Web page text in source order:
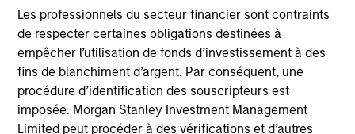
Les professionnels du secteur financier sont contraints
de respecter certaines obligations destinées à
empêcher l’utilisation de fonds d’investissement à des
fins de blanchiment d’argent. Par conséquent, une
procédure d’identification des souscripteurs est
imposée. Morgan Stanley Investment Management
Limited peut procéder à des vérifications et d’autres